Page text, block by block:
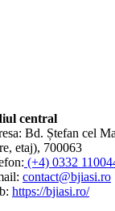
central
Bd. Ștefan cel
etaj), 700063
(+4) 0332
contact@bjiasi.ro
https://bjiasi.ro/